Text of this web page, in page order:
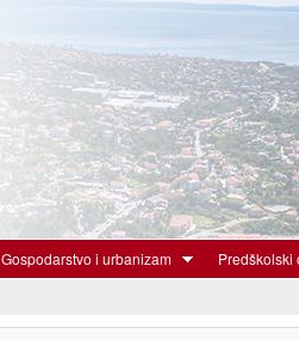
Skoči
glavni
sadržaj
Gospodarstvo i urbanizam Predškolski